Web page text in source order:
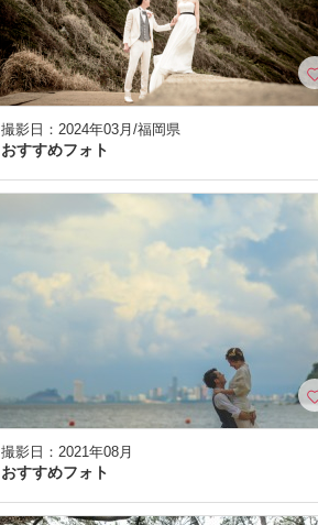
撮影日：2024年03月/福岡県
おすすめフォト
撮影日：2021年08月
おすすめフォト